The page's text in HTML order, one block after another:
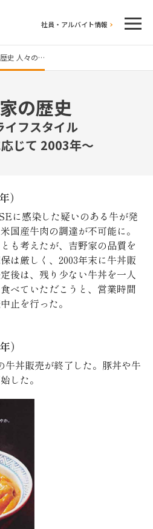
社員・アルバイト情報
吉野家の歴史
史 人々の…
の歴史
イフスタイル
じて 2003年〜
）
に感染した疑いのある牛が発
国産牛肉の調達が不可能に。
も考えたが、吉野家の品質を
は厳しく、2003年末に牛丼販
後は、残り少ない牛丼を一人
べていただこうと、営業時間
止を行った。
）
牛丼販売が終了した。豚丼や牛
した。